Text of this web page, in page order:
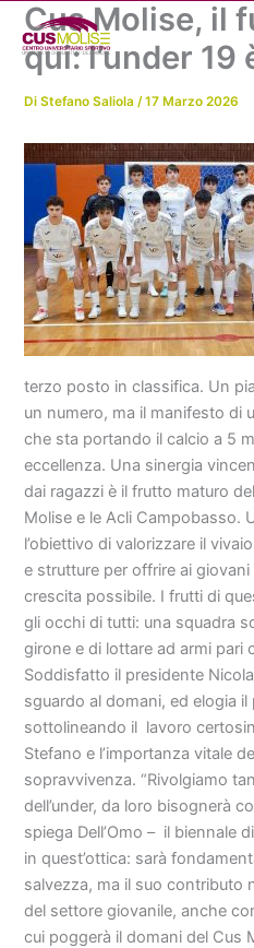
contenuto
Cus Molise, il
qui: l’under 19
DiStefano Saliola/17 Marzo 2026
terzo posto in classifica. Un
un numero, ma il manifesto di
che sta portando il calcio a 5
eccellenza. Una sinergia
dai ragazzi è il frutto maturo
Molise e le Acli Campobasso.
l’obiettivo di valorizzare il
e strutture per offrire ai
crescita possibile. I frutti di
gli occhi di tutti: una squadra
girone e di lottare ad armi pari
Soddisfatto il presidente
sguardo al domani, ed elogia
sottolineando il lavoro
Stefano e l’importanza vitale
sopravvivenza. “Rivolgiamo
dell’under, da loro bisognerà
spiega Dell’Omo – il biennale
in quest’ottica: sarà
salvezza, ma il suo contributo
del settore giovanile, anche
cui poggerà il domani del Cus